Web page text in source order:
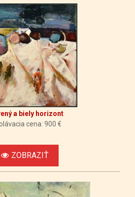
a biely horizont
cena: 900 €
ZOBRAZIŤ